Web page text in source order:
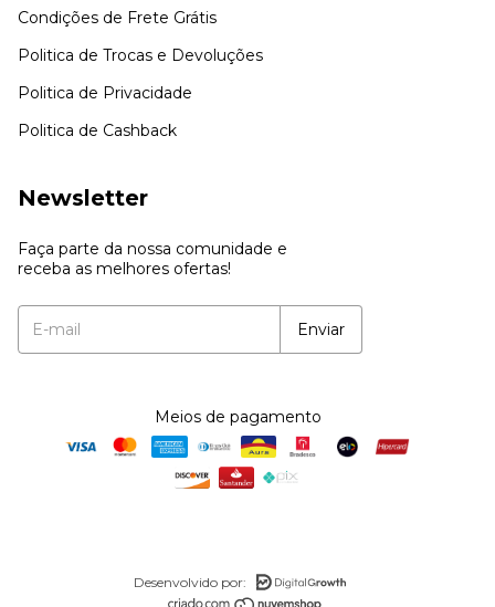
Condições de Frete Grátis
Politica de Trocas e Devoluções
Politica de Privacidade
Politica de Cashback
Newsletter
Faça parte da nossa comunidade e
receba as melhores ofertas!
Meios de pagamento
Desenvolvido por: